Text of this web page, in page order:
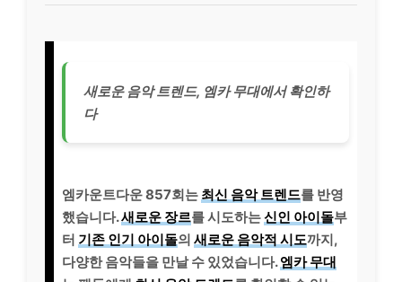
새로운 음악 트렌드, 엠카 무대에서 확인하
다
엠카운트다운 857회는 최신 음악 트렌드를 반영
했습니다.새로운 장르를 시도하는신인 아이돌부
터 기존 인기 아이돌의 새로운 음악적 시도까지,
다양한 음악들을 만날 수 있었습니다.엠카 무대